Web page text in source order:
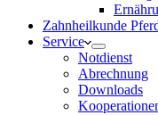
Zahnheilkunde
Service
Notdienst
Abrechnung
Downloads